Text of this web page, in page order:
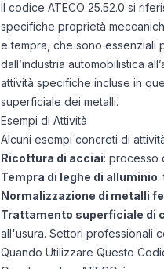
Il codice ATECO 25.52.0 si
specifiche proprietà
e tempra, che sono essenziali
dall’industria automobilistica
attività specifiche incluse in
superficiale dei metalli.
Esempi di Attività
Alcuni esempi concreti di
Ricottura di acciai: processo
Tempra di leghe di alluminio:
Normalizzazione di metalli
Trattamento superficiale di
all'usura. Settori professionali
Quando Utilizzare Questo